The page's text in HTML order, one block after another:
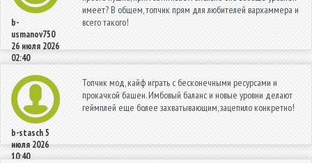
b-
usmanov750
26 июля 2026
02:40
имеет? В общем, топчик прям для любителей вархаммера и
всего такого!
b-stasch5
июля 2026
10:40
Топчик мод, кайф играть с бесконечными ресурсами и
прокачкой башен. Имбовый баланс и новые уровни делают
геймплей еще более захватывающим, зацепило конкретно!